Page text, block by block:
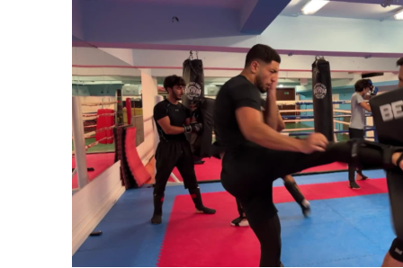
08 août 2026Consulter l'article "Un nouveau club de
Au Moeraske, Bart Hanssens
recense des insectes de plus en
plus rares